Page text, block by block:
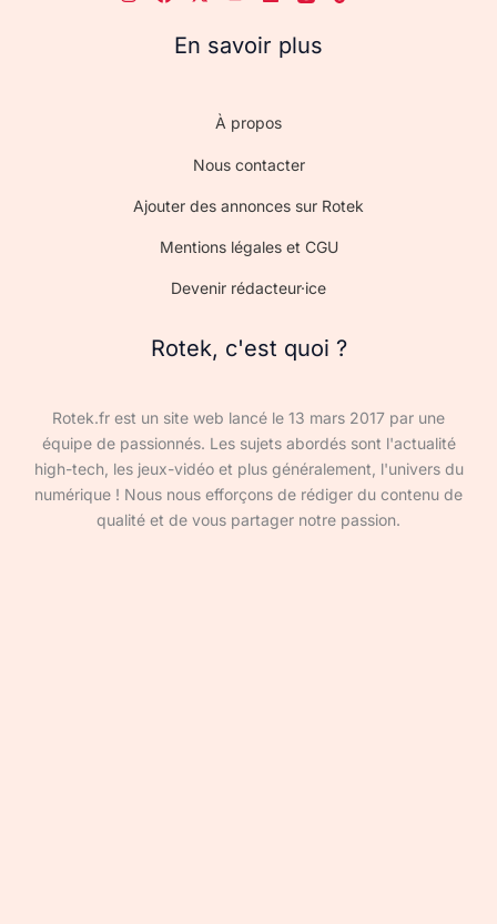
En savoir plus
À propos
Nous contacter
Ajouter des annonces sur Rotek
Mentions légales et CGU
Devenir rédacteur·ice
Rotek, c'est quoi ?
Rotek.fr est un site web lancé le 13 mars 2017 par une
équipe de passionnés. Les sujets abordés sont l'actualité
high-tech, les jeux-vidéo et plus généralement, l'univers du
numérique ! Nous nous efforçons de rédiger du contenu de
qualité et de vous partager notre passion.